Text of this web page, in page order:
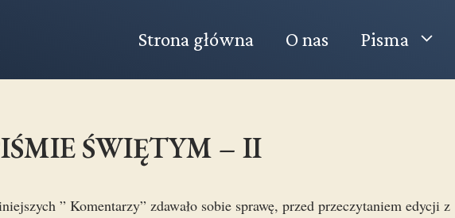
Strona główna O nas Pisma
ŚWIĘTYM – II
” Komentarzy” zdawało sobie sprawę, przed przeczytaniem edycji z